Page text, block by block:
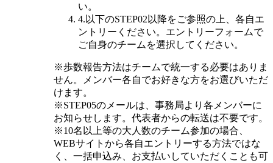
い。
4.以下のSTEP02以降をご参照の上、各自エ
ントリーください。エントリーフォームで
ご自身のチームを選択してください。
※歩数報告方法はチームで統一する必要はありま
せん。メンバー各自でお好きな方をお選びいただ
けます。
※STEP05のメールは、事務局より各メンバーに
お知らせします。代表者からの転送は不要です。
※10名以上等の大人数のチーム参加の場合、
WEBサイトから各自エントリーする方法ではな
く、一括申込み、お支払いしていただくことも可